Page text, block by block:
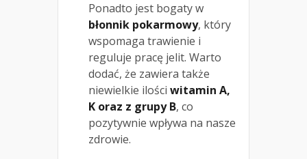
Ponadto jest bogaty w
błonnik pokarmowy, który
wspomaga trawienie i
reguluje pracę jelit. Warto
dodać, że zawiera także
niewielkie ilości witamin A,
K oraz z grupy B, co
pozytywnie wpływa na nasze
zdrowie.